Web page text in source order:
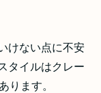
けない点に不安
タイルはクレー
ります。